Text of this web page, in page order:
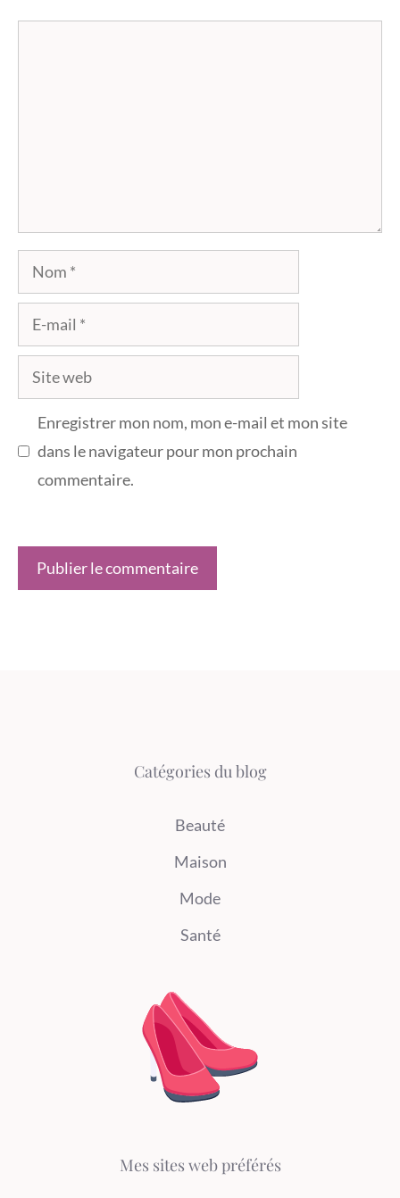
Nom
mail
Site
web
Enregistrer mon nom, mon e-mail et mon site
dans le navigateur pour mon prochain
commentaire.
Catégories du blog
Beauté
Maison
Mode
Santé
Mes sites web préférés